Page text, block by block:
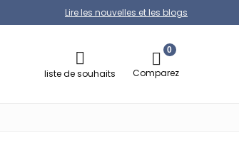
Lire les nouvelles et les blogs
liste de souhaits
0
Comparez